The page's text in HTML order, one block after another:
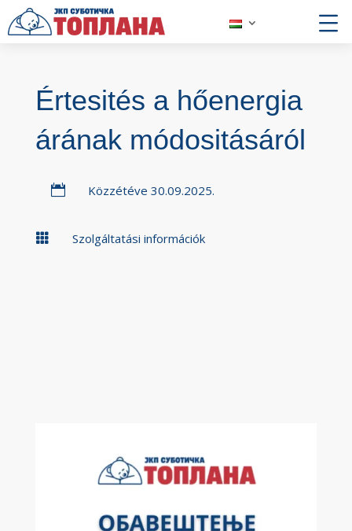
Értesités a hőenergia
árának módositásáról
 Közzétéve 30.09.2025.
 Szolgáltatási információk